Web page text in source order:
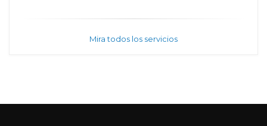
Mira todos los servicios